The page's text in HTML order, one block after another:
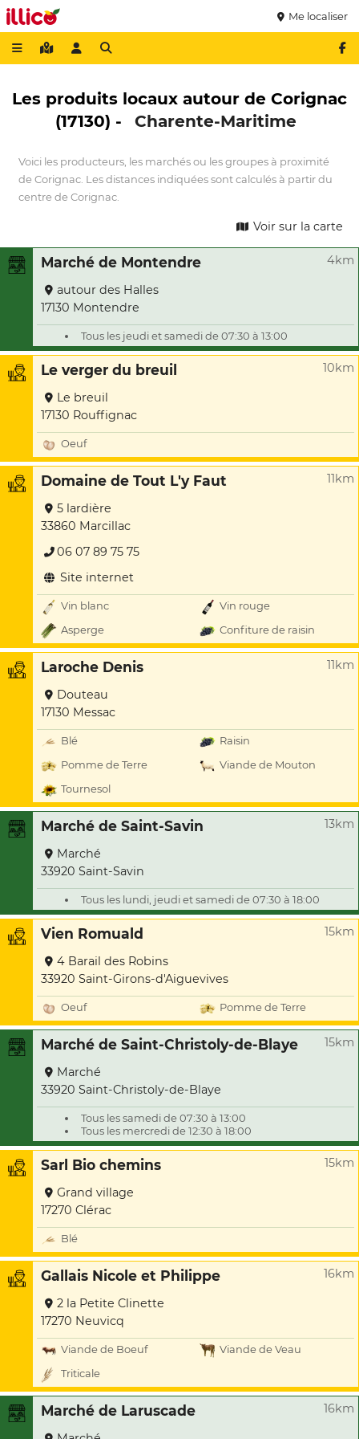
Me localiser
Les produits locaux autour de Corignac
(17130) -
Charente-Maritime
Voici les producteurs, les marchés ou les groupes à proximité
de Corignac. Les distances indiquées sont calculés à partir du
centre de Corignac.
Voir sur la carte
Marché de Montendre 4km
autour des Halles
17130 Montendre
Tous les jeudi et samedi de 07:30 à 13:00
Le verger du breuil 10km
Le breuil
17130 Rouffignac
Oeuf
Domaine de Tout L'y Faut 11km
5 lardière
33860 Marcillac
06 07 89 75 75
Site internet
Vin blanc
Vin rouge
Asperge
Confiture de raisin
Laroche Denis 11km
Douteau
17130 Messac
Blé
Raisin
Pomme de Terre
Viande de Mouton
Tournesol
Marché de Saint-Savin 13km
Marché
33920 Saint-Savin
Tous les lundi, jeudi et samedi de 07:30 à 18:00
Vien Romuald 15km
4 Barail des Robins
33920 Saint-Girons-d'Aiguevives
Oeuf Pomme de Terre
Marché de Saint-Christoly-de-Blaye 15km
Marché
33920 Saint-Christoly-de-Blaye
Tous les samedi de 07:30 à 13:00
Tous les mercredi de 12:30 à 18:00
Sarl Bio chemins 15km
Grand village
17270 Clérac
Blé
Gallais Nicole et Philippe 16km
2 la Petite Clinette
17270 Neuvicq
Viande de Boeuf
Viande de Veau
Triticale
Marché de Laruscade 16km